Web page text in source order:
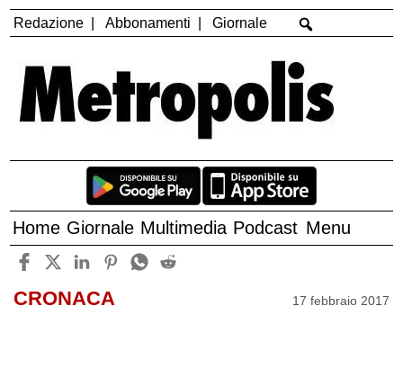
Redazione Abbonamenti Giornale
Home Giornale Multimedia Podcast Menu
CRONACA 17 febbraio 2017